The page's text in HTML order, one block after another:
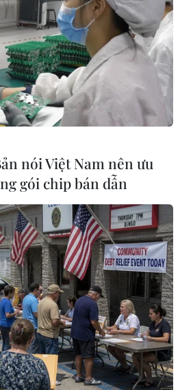
#Làm giả văn bản
hội Lâm Đồng
nói Việt Nam nên ưu
gói chip bán dẫn